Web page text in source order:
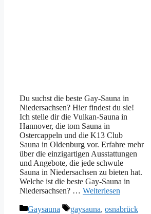
Du suchst die beste Gay-Sauna in
Niedersachsen? Hier findest du sie!
Ich stelle dir die Vulkan-Sauna in
Hannover, die tom Sauna in
Ostercappeln und die K13 Club
Sauna in Oldenburg vor. Erfahre mehr
über die einzigartigen Ausstattungen
und Angebote, die jede schwule
Sauna in Niedersachsen zu bieten hat.
Welche ist die beste Gay-Sauna in
Niedersachsen? … Weiterlesen
Kategorien
Gaysauna Schlagwörter
gaysauna, osnabrück